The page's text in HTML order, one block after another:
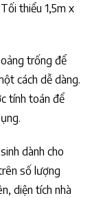
thiểu 1,5m x
trống để
cách dễ dàng.
tính toán để
dành cho
số lượng
diện tích nhà